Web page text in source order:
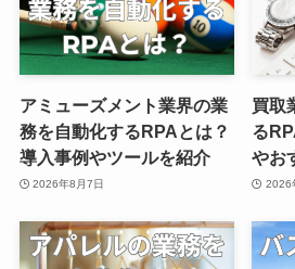
アミューズメント業界の業
務を自動化するRPAとは？
導入事例やツールを紹介
2026年8月7日
買取
る
やお
2026